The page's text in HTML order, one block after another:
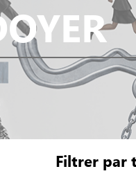
Filtrer par